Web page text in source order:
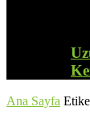
Ana Sayfa